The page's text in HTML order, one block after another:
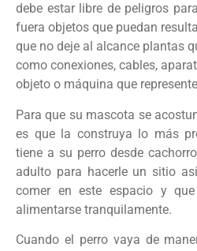
debe estar libre de peligros
fuera objetos que puedan
que no deje al alcance plantas
como conexiones, cables,
objeto o máquina que
Para que su mascota se
es que la construya lo más
tiene a su perro desde
adulto para hacerle un sitio
comer en este espacio y
alimentarse tranquilamente.
Cuando el perro vaya de